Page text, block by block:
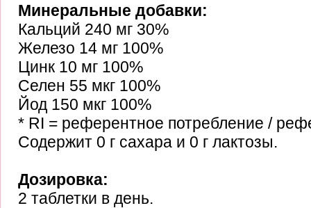
Минеральные добавки:
Кальций 240 мг 30%
Железо 14 мг 100%
Цинк 10 мг 100%
Селен 55 мкг 100%
Йод 150 мкг 100%
* RI = референтное потребление /
Содержит 0 г сахара и 0 г лактозы.
Дозировка:
2 таблетки в день.